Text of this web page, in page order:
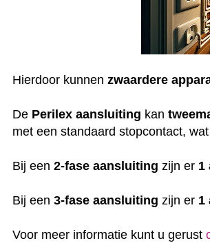
Hierdoor kunnenzwaardere
De Perilex aansluiting kan
met een standaard stopcontact,
Bij een2-fase aansluiting zijn er 1
Bij een3-fase aansluiting zijn er 1
Voor meer informatie kunt u gerust